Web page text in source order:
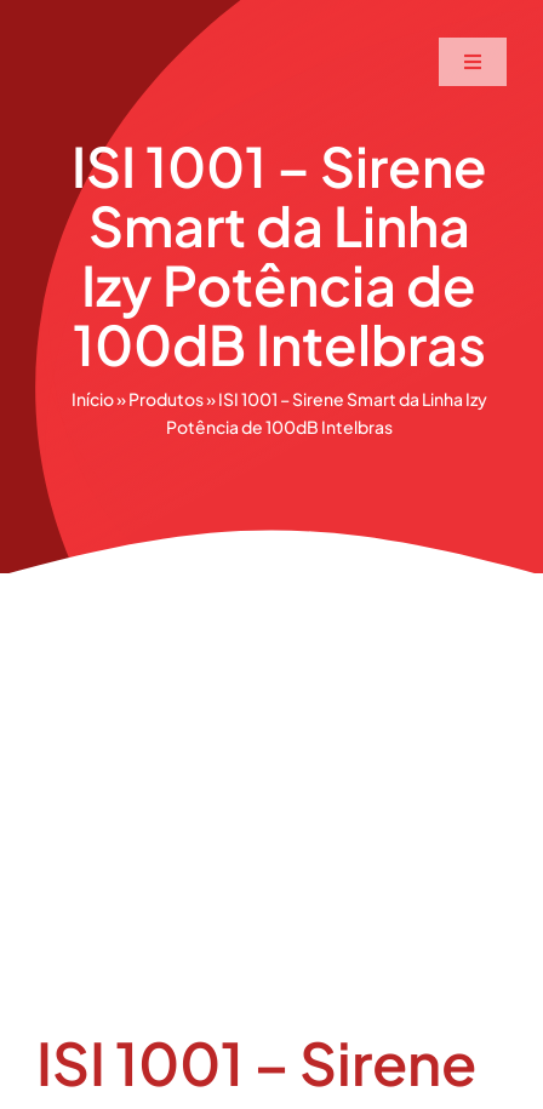
Toggle
A Maxtec
Serviços
Soluções
Parceiros
ISI 1001 – Sirene
Smart da Linha
Izy Potência de
100dB Intelbras
Início»Produtos»ISI 1001 – Sirene Smart da Linha Izy
Potência de 100dB Intelbras
ISI 1001 – Sirene